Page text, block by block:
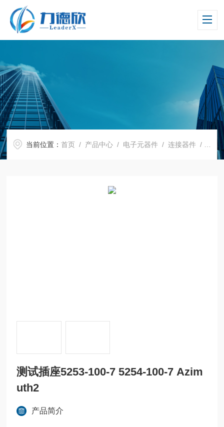
当前位置：首页 / 产品中心 / 电子元器件 /连接器件 / 测试插座5253-100-7 5254-100-7 Azimuth2
测试插座5253-100-7 5254-100-7 Azim
uth2
产品简介